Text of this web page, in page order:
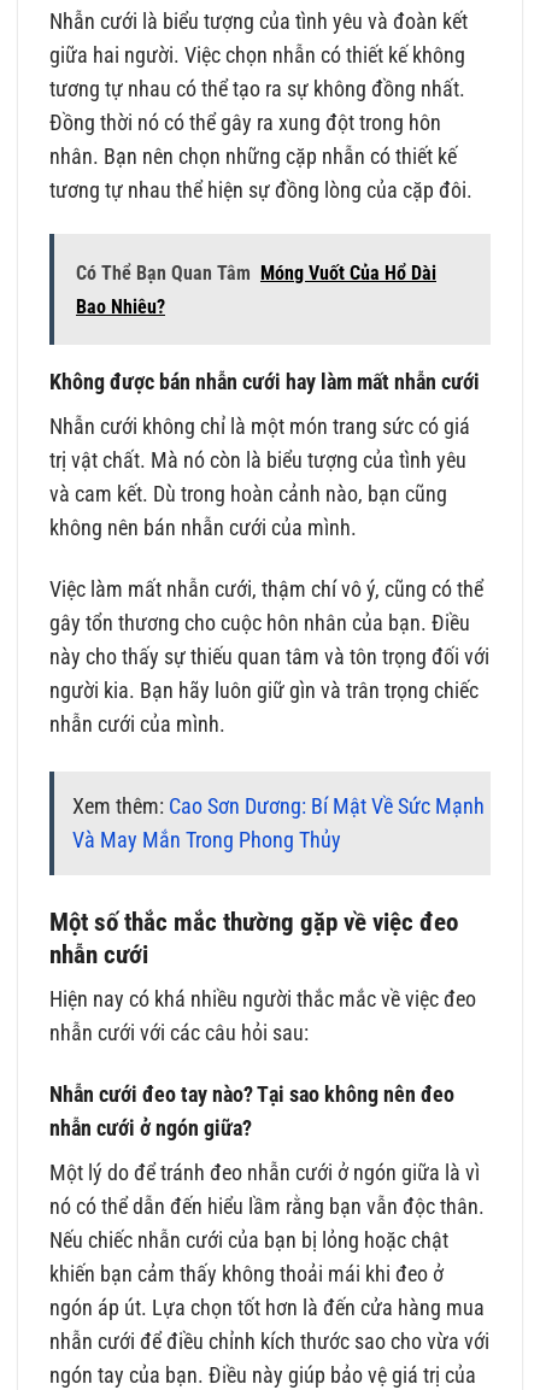
Nhẫn cưới là biểu tượng của tình yêu và đoàn kết
giữa hai người. Việc chọn nhẫn có thiết kế không
tương tự nhau có thể tạo ra sự không đồng nhất.
Đồng thời nó có thể gây ra xung đột trong hôn
nhân. Bạn nên chọn những cặp nhẫn có thiết kế
tương tự nhau thể hiện sự đồng lòng của cặp đôi.
Có Thể Bạn Quan Tâm Móng Vuốt Của Hổ Dài
Bao Nhiêu?
Không được bán nhẫn cưới hay làm mất nhẫn cưới
Nhẫn cưới không chỉ là một món trang sức có giá
trị vật chất. Mà nó còn là biểu tượng của tình yêu
và cam kết. Dù trong hoàn cảnh nào, bạn cũng
không nên bán nhẫn cưới của mình.
Việc làm mất nhẫn cưới, thậm chí vô ý, cũng có thể
gây tổn thương cho cuộc hôn nhân của bạn. Điều
này cho thấy sự thiếu quan tâm và tôn trọng đối với
người kia. Bạn hãy luôn giữ gìn và trân trọng chiếc
nhẫn cưới của mình.
Xem thêm: Cao Sơn Dương: Bí Mật Về Sức Mạnh
Và May Mắn Trong Phong Thủy
Một số thắc mắc thường gặp về việc đeo
nhẫn cưới
Hiện nay có khá nhiều người thắc mắc về việc đeo
nhẫn cưới với các câu hỏi sau:
Nhẫn cưới đeo tay nào? Tại sao không nên đeo
nhẫn cưới ở ngón giữa?
Một lý do để tránh đeo nhẫn cưới ở ngón giữa là vì
nó có thể dẫn đến hiểu lầm rằng bạn vẫn độc thân.
Nếu chiếc nhẫn cưới của bạn bị lỏng hoặc chật
khiến bạn cảm thấy không thoải mái khi đeo ở
ngón áp út. Lựa chọn tốt hơn là đến cửa hàng mua
nhẫn cưới để điều chỉnh kích thước sao cho vừa với
ngón tay của bạn. Điều này giúp bảo vệ giá trị của